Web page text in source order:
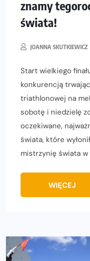
znamy
świata!
JOANNA SKUTKIEWICZ
Start wielkiego
konkurencją
triathlonowej na
sobotę i niedzielę
oczekiwane,
świata, które
mistrzynię świata
WIĘCEJ